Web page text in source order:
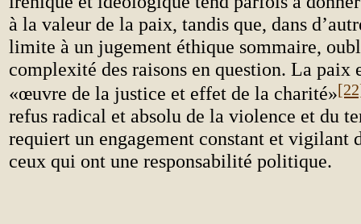
à la valeur de la paix, tandis que, dans
limite à un jugement éthique sommaire,
complexité des raisons en question. La paix
«œuvre de la justice et effet de la charité»
refus radical et absolu de la violence et du
requiert un engagement constant et vigilant
ceux qui ont une responsabilité politique.